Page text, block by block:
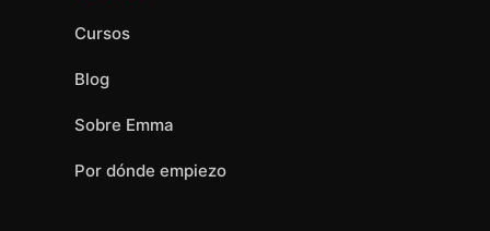
Cursos
Blog
Sobre Emma
Por dónde empiezo